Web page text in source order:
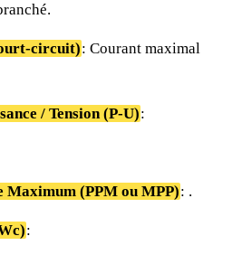
circuit): Courant maximal
/ Tension (P-U):
Maximum (PPM ou MPP): .
: